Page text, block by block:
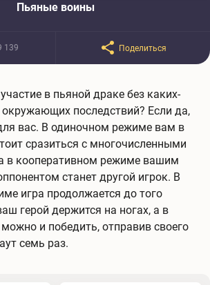
Пьяные воины
139 Поделиться
в пьяной драке без каких-
последствий? Если да,
вас. В одиночном режиме вам в
сразиться с многочисленными
в кооперативном режиме вашим
станет другой игрок. В
игра продолжается до того
герой держится на ногах, а в
и победить, отправив своего
семь раз.